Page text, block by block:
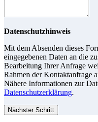
Datenschutzhinweis
Mit dem Absenden dieses
eingegebenen Daten an die
Bearbeitung Ihrer Anfrage
Rahmen der Kontaktanfrage
Nähere Informationen zur
Datenschutzerklärung.
Nächster Schritt